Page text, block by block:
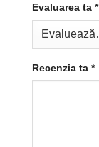
Evaluarea ta *
Recenzia ta *